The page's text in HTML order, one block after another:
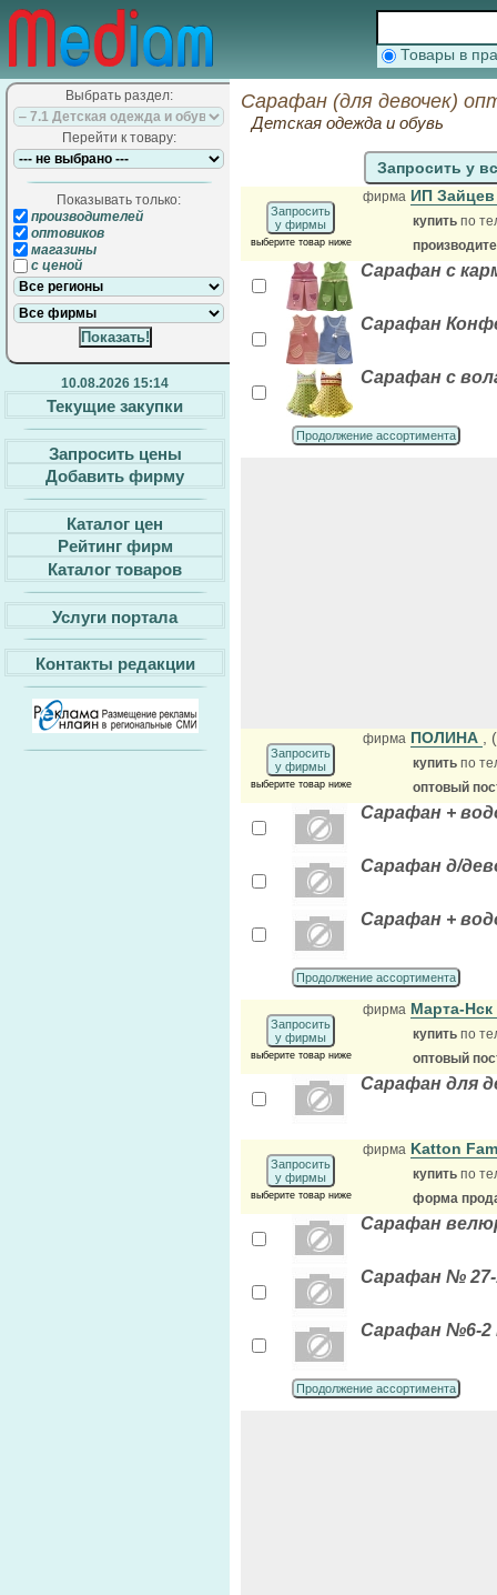
Товары в
Выбрать раздел:
Перейти к товару:
Показывать только:
производителей
оптовиков
магазины
с ценой
10.08.2026 15:14
Текущие закупки
Запросить цены
Добавить фирму
Каталог цен
Рейтинг фирм
Каталог товаров
Услуги портала
Контакты редакции
Сарафан (для девочек)
Детская одежда и обувь
Запросить у
Запросить
у фирмы
выберите товар ниже
фирма ИП
купить по
Сарафан с
Сарафан
Сарафан с
Продолжение ассортимента
Запросить
у фирмы
выберите товар ниже
фирма ПОЛИНА
купить по
оптовый
Сарафан +
Сарафан д/
Сарафан +
Продолжение ассортимента
Запросить
у фирмы
выберите товар ниже
фирма Марта-Нск
купить по
оптовый
Сарафан для
Запросить
у фирмы
выберите товар ниже
фирма Katton
купить по
форма
Сарафан
Сарафан № 27-
Сарафан №6-2
Продолжение ассортимента